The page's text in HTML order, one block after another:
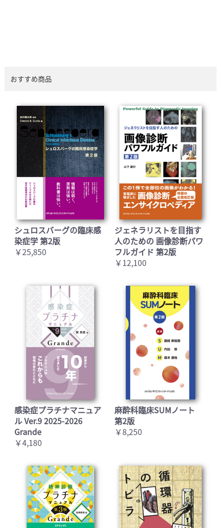
おすすめ商品
シュロスバーグの臨床感
染症学 第2版
￥25,850
ジェネラリストを目指す
人のための 画像診断パワ
フルガイド 第2版
￥12,100
感染症プラチナマニュア
ル Ver.9 2025-2026
Grande
￥4,180
麻酔科臨床SUMノート
第2版
￥8,250